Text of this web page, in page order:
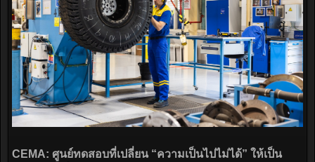
CEMA: ศูนย์ทดสอบที่เปลี่ยน “ความเป็นไปไม่ได้” ให้เป็น